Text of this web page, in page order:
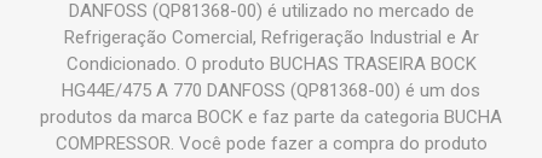
DANFOSS (QP81368-00) é utilizado no mercado de
Refrigeração Comercial, Refrigeração Industrial e Ar
Condicionado. O produto BUCHAS TRASEIRA BOCK
HG44E/475 A 770 DANFOSS (QP81368-00) é um dos
produtos da marca BOCK e faz parte da categoria BUCHA
COMPRESSOR. Você pode fazer a compra do produto